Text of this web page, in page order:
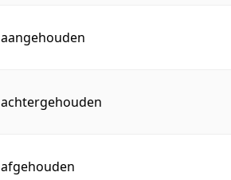
aangehouden
achtergehouden
afgehouden